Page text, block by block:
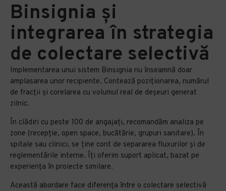
Binsignia și
integrarea în strategia
de colectare selectivă
Implementarea unui sistem Binsignia nu înseamnă doar
amplasarea unor recipiente. Contează poziționarea, numărul
de fracții și corelarea cu volumul real de deșeuri generat
zilnic.
În clădiri cu peste 100 de angajați, recomandăm analiza pe
zone (recepție, open space, bucătărie, grupuri sanitare). În
spitale sau clinici, se ține cont de separarea fluxurilor și de
reglementările interne. Îți oferim suport aplicat, bazat pe
experiența în proiecte similare.
Această abordare face diferența între o colectare selectivă